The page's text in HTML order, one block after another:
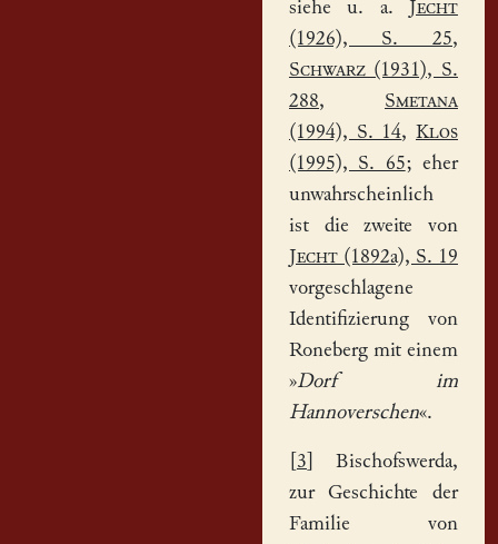
siehe u. a.
Jecht
(1926), S. 25,
Schwarz(1931), S.
288, Smetana
(1994), S. 14, Klos
(1995), S. 65; eher
unwahrscheinlich
ist die zweite von
Jecht(1892a), S. 19
vorgeschlagene
Identifizierung von
Roneberg mit einem
»Dorf im
Hannoverschen«.
3 ] Bischofswerda,
zur Geschichte der
Familie von